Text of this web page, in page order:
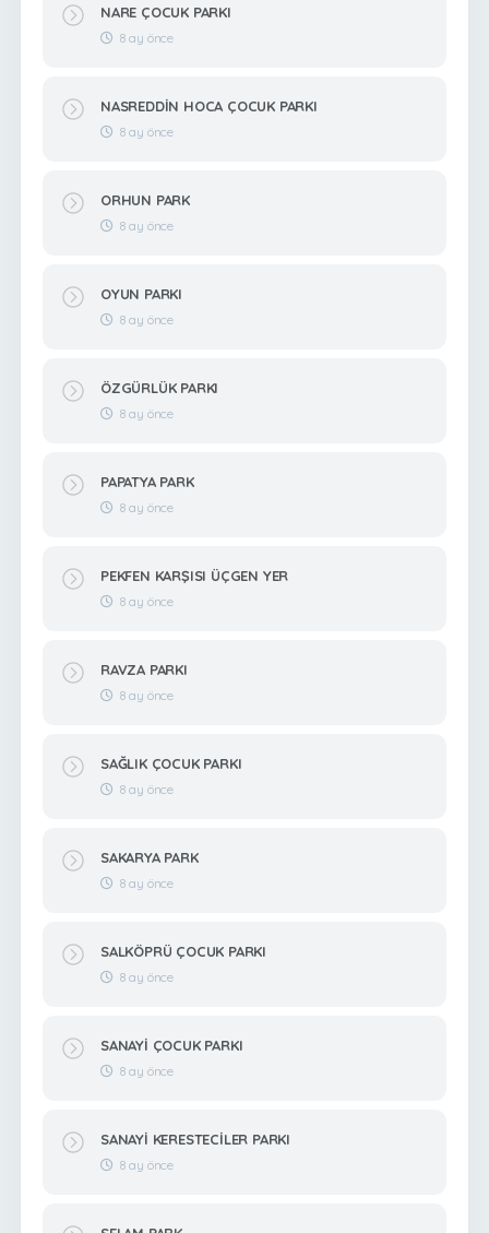
NARE ÇOCUK PARKI
8 ay önce
NASREDDİN HOCA ÇOCUK PARKI
8 ay önce
ORHUN PARK
8 ay önce
OYUN PARKI
8 ay önce
ÖZGÜRLÜK PARKI
8 ay önce
PAPATYA PARK
8 ay önce
PEKFEN KARŞISI ÜÇGEN YER
8 ay önce
RAVZA PARKI
8 ay önce
SAĞLIK ÇOCUK PARKI
8 ay önce
SAKARYA PARK
8 ay önce
SALKÖPRÜ ÇOCUK PARKI
8 ay önce
SANAYİ ÇOCUK PARKI
8 ay önce
SANAYİ KERESTECİLER PARKI
8 ay önce